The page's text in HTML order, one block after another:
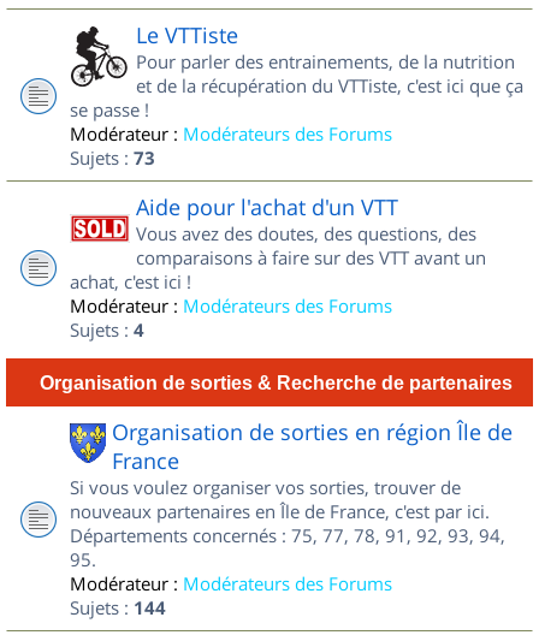
Le VTTiste
Pour parler des entrainements, de la nutrition
et de la récupération du VTTiste, c'est ici que ça
se passe !
Modérateur : Modérateurs des Forums
Sujets : 73
Aide pour l'achat d'un VTT
Vous avez des doutes, des questions, des
comparaisons à faire sur des VTT avant un
achat, c'est ici !
Modérateur : Modérateurs des Forums
Sujets : 4
Organisation de sorties & Recherche de partenaires
Organisation de sorties en région Île de
France
Si vous voulez organiser vos sorties, trouver de
nouveaux partenaires en Île de France, c'est par ici.
Départements concernés : 75, 77, 78, 91, 92, 93, 94,
95.
Modérateur : Modérateurs des Forums
Sujets : 144